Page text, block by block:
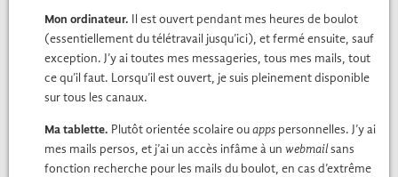
Mon ordi­na­teur. Il est ouvert pen­dant mes heures de boulot
(essen­tielle­ment du télé­tra­vail jusqu’ici), et fer­mé ensuite, sauf
excep­tion. J’y ai toutes mes mes­sageries, tous mes mails, tout
ce qu’il faut. Lorsqu’il est ouvert, je suis pleine­ment disponible
sur tous les canaux.
Ma tablette. Plutôt ori­en­tée sco­laire ouapps per­son­nelles. J’y ai
mes mails per­sos, et j’ai un accès infâme à un web­mailsans
fonc­tion recherche pour les mails du boulot, en cas d’extrême